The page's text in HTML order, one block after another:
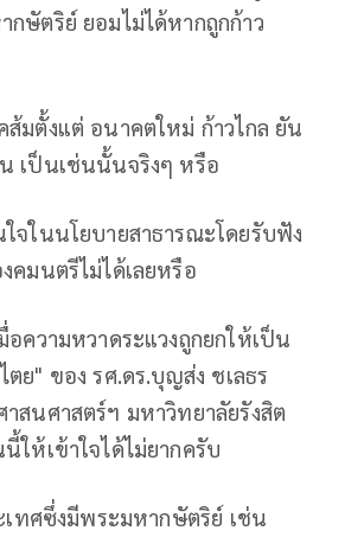
ษัตริย์ ยอมไม่ได้หากถูกก้าว
มตั้งแต่ อนาคตใหม่ ก้าวไกล ยัน
เป็นเช่นนั้นจริงๆ หรือ
จในนโยบายสาธารณะโดยรับฟัง
คมนตรีไม่ได้เลยหรือ
ความหวาดระแวงถูกยกให้เป็น
ย" ของ รศ.ดร.บุญส่ง ชเลธร
สนศาสตร์ฯ มหาวิทยาลัยรังสิต
ให้เข้าใจได้ไม่ยากครับ
เทศซึ่งมีพระมหากษัตริย์ เช่น